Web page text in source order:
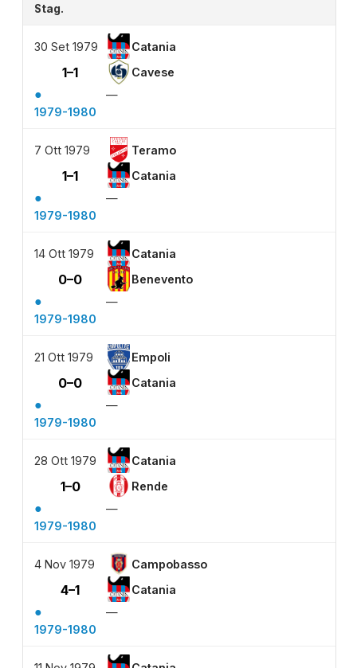
Stag.
30 Set 1979 Catania
1–1 Cavese
●
—
1979-1980
7 Ott 1979 Teramo
1–1 Catania
●
—
1979-1980
14 Ott 1979 Catania
0–0 Benevento
●
—
1979-1980
21 Ott 1979 Empoli
0–0 Catania
●
—
1979-1980
28 Ott 1979 Catania
1–0 Rende
●
—
1979-1980
4 Nov 1979 Campobasso
4–1 Catania
●
—
1979-1980